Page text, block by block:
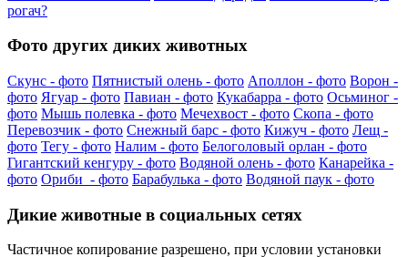
рогач?
Фото других диких животных
Скунс - фото Пятнистый олень - фото Аполлон - фото Ворон -
фото Ягуар - фото Павиан - фото Кукабарра - фото Осьминог -
фото Мышь полевка - фото Мечехвост - фото Скопа - фото
Перевозчик - фото Снежный барс - фото Кижуч - фото Лещ -
фото Тегу - фото Налим - фото Белоголовый орлан - фото
Гигантский кенгуру - фото Водяной олень - фото Канарейка -
фото Ориби - фото Барабулька - фото Водяной паук - фото
Дикие животные в социальных сетях
Частичное копирование разрешено, при условии установки